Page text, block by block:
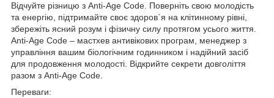
Відчуйте різницю з Anti-Age Code. Поверніть свою молодість
та енергію, підтримайте своє здоров`я на клітинному рівні,
збережіть ясний розум і фізичну силу протягом усього життя.
Anti-Age Code – мастхев антивікових програм, менеджер з
управління вашим біологічним годинником і надійний засіб
для продовження молодості. Відкрийте секрети довголіття
разом з Anti-Age Code.
Переваги: